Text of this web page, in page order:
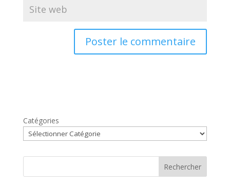
Catégories
Rechercher